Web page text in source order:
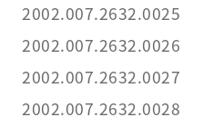
2002.007.2632.0025
2002.007.2632.0026
2002.007.2632.0027
2002.007.2632.0028